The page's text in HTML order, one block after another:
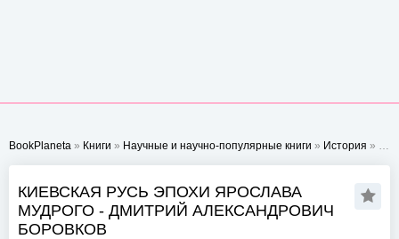
BookPlaneta » Книги » Научные и научно-популярные книги » История » Киевская Русь эпохи Ярослава Мудрого - Дмитрий Александрович Боровков
КИЕВСКАЯ РУСЬ ЭПОХИ ЯРОСЛАВА
МУДРОГО - ДМИТРИЙ АЛЕКСАНДРОВИЧ
БОРОВКОВ